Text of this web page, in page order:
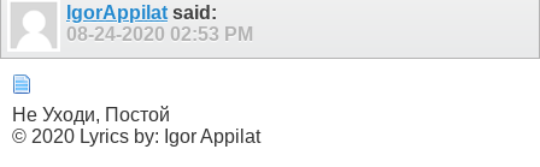
IgorAppilat said:
08-24-2020 02:53 PM
Не Уходи, Постой
© 2020 Lyrics by: Igor Appilat